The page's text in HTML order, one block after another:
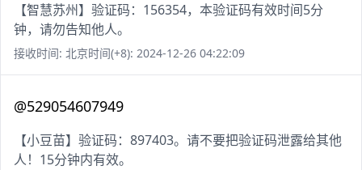
【智慧苏州】验证码：156354，本验证码有效时间5分
钟，请勿告知他人。
接收时间: 北京时间(+8): 2024-12-26 04:22:09
@529054607949
【小豆苗】验证码：897403。请不要把验证码泄露给其他
人！15分钟内有效。